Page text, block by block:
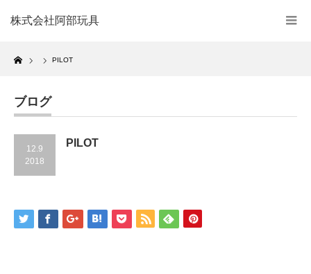
株式会社阿部玩具
Home
PILOT
ブログ
12.9
2018
PILOT